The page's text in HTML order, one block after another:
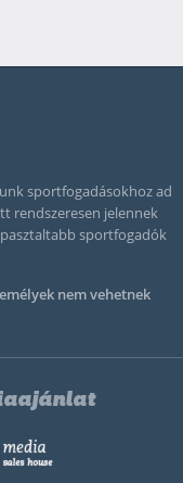
sportfogadásokhoz ad
rendszeresen jelennek
sportfogadók
nem vehetnek